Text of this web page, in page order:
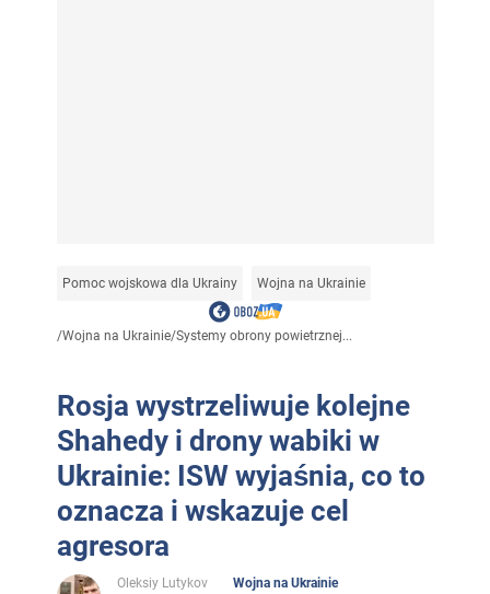
Pomoc wojskowa dla Ukrainy Wojna na Ukrainie
/Wojna na Ukrainie/Systemy obrony powietrznej...
Rosja wystrzeliwuje kolejne
Shahedy i drony wabiki w
Ukrainie: ISW wyjaśnia, co to
oznacza i wskazuje cel
agresora
Oleksiy Lutykov
Wojna na Ukrainie